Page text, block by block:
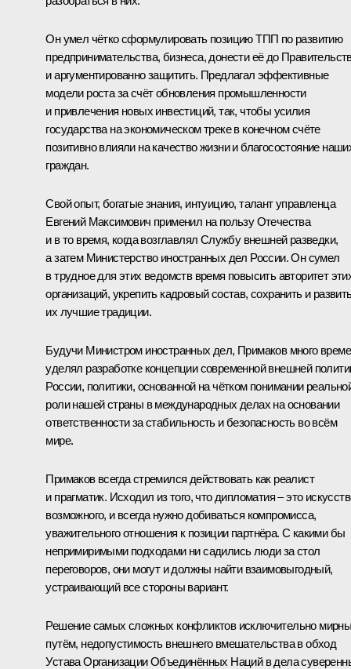
Он умел чётко сформулировать позицию ТПП по развитию
предпринимательства, бизнеса, донести её до
и аргументированно защитить. Предлагал эффективные
модели роста за счёт обновления промышленности
и привлечения новых инвестиций, так, чтобы усилия
государства на экономическом треке в конечном счёте
позитивно влияли на качество жизни и благосостояние
граждан.
Свой опыт, богатые знания, интуицию, талант управленца
Евгений Максимович применил на пользу Отечества
и в то время, когда возглавлял Службу внешней разведки,
а затем Министерство иностранных дел России. Он сумел
в трудное для этих ведомств время повысить авторитет
организаций, укрепить кадровый состав, сохранить и
их лучшие традиции.
Будучи Министром иностранных дел, Примаков много
уделял разработке концепции современной внешней
России, политики, основанной на чётком понимании
роли нашей страны в международных делах на основании
ответственности за стабильность и безопасность во всём
мире.
Примаков всегда стремился действовать как реалист
и прагматик. Исходил из того, что дипломатия – это
возможного, и всегда нужно добиваться компромисса,
уважительного отношения к позиции партнёра. С какими бы
непримиримыми подходами ни садились люди за стол
переговоров, они могут и должны найти взаимовыгодный,
устраивающий все стороны вариант.
Решение самых сложных конфликтов исключительно
путём, недопустимость внешнего вмешательства в обход
Устава Организации Объединённых Наций в дела